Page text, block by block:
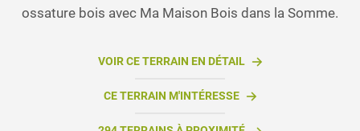
ossature bois avec Ma Maison Bois dans la Somme.
VOIR CE TERRAIN EN DÉTAIL
CE TERRAIN M'INTÉRESSE